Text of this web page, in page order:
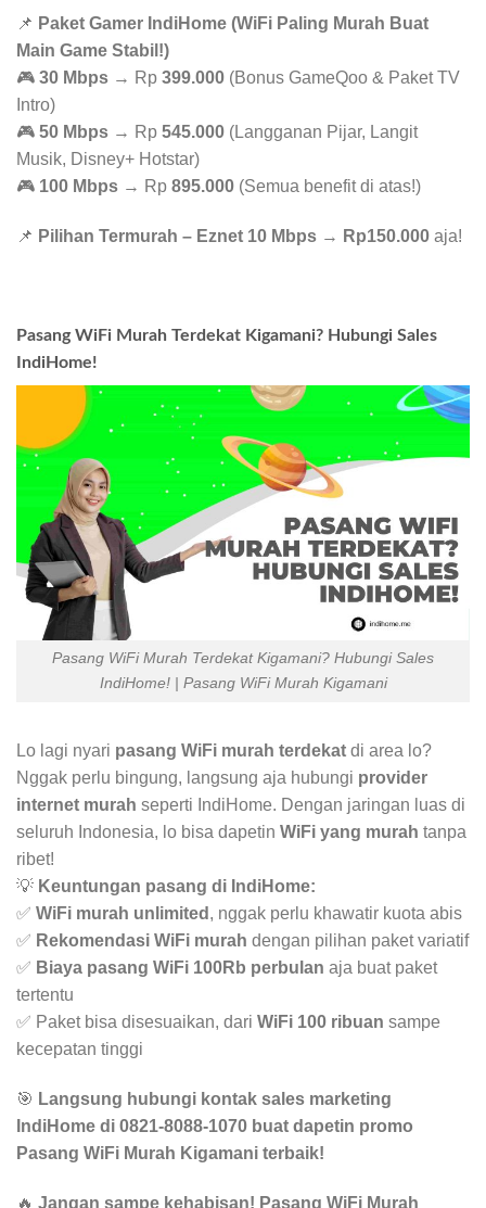
📌 Paket Gamer IndiHome (WiFi Paling Murah Buat
Main Game Stabil!)
🎮 30 Mbps → Rp 399.000 (Bonus GameQoo & Paket TV
Intro)
🎮 50 Mbps → Rp 545.000 (Langganan Pijar, Langit
Musik, Disney+ Hotstar)
🎮 100 Mbps → Rp 895.000 (Semua benefit di atas!)
📌 Pilihan Termurah – Eznet 10 Mbps → Rp150.000 aja!
Pasang WiFi Murah Terdekat Kigamani? Hubungi Sales
IndiHome!
Pasang WiFi Murah Terdekat Kigamani? Hubungi Sales
IndiHome! | Pasang WiFi Murah Kigamani
Lo lagi nyari pasang WiFi murah terdekat di area lo?
Nggak perlu bingung, langsung aja hubungi provider
internet murah seperti IndiHome. Dengan jaringan luas di
seluruh Indonesia, lo bisa dapetin WiFi yang murah tanpa
ribet!
💡 Keuntungan pasang di IndiHome:
✅ WiFi murah unlimited , nggak perlu khawatir kuota abis
✅ Rekomendasi WiFi murah dengan pilihan paket variatif
✅ Biaya pasang WiFi 100Rb perbulan aja buat paket
tertentu
✅ Paket bisa disesuaikan, dari WiFi 100 ribuan sampe
kecepatan tinggi
🎯 Langsung hubungi kontak sales marketing
IndiHome di 0821-8088-1070 buat dapetin promo
Pasang WiFi Murah Kigamani terbaik!
🔥 Jangan sampe kehabisan! Pasang WiFi Murah